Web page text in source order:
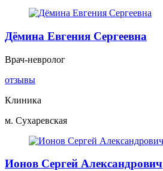
Дёмина Евгения Сергеевна
Врач-невролог
отзывы
Клиника
м. Сухаревская
Ионов Сергей Александрович